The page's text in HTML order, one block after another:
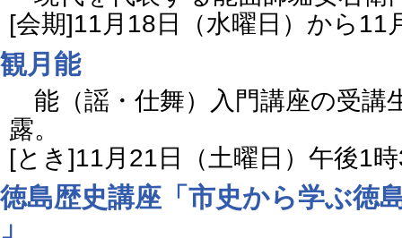
[会期]11月18日（水曜日）から11
観月能
能（謡・仕舞）入門講座の受講
露。
[とき]11月21日（土曜日）午後1
徳島歴史講座「市史から学ぶ徳
」